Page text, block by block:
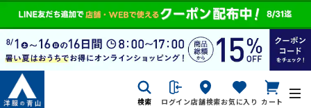
検索 ログイン店舗検索お気に入り カート